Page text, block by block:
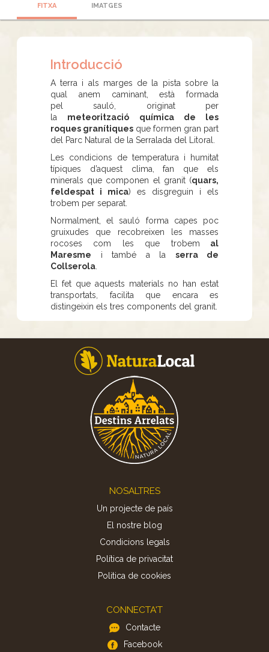
FITXA IMATGES
Introducció
A terra i als marges de la pista sobre la
qual anem caminant, està formada
pel sauló, originat per
la meteorització química de les
roques granítiques que formen gran part
del Parc Natural de la Serralada del Litoral.
Les condicions de temperatura i humitat
típiques d’aquest clima, fan que els
minerals que componen el granit (quars,
feldespat i mica) es disgreguin i els
trobem per separat.
Normalment, el sauló forma capes poc
gruixudes que recobreixen les masses
rocoses com les que trobem al
Maresme i també a la serra de
Collserola
El fet que aquests materials no han estat
transportats, facilita que encara es
distingeixin els tres components del granit.
NOSALTRES
Un projecte de país
El nostre blog
Condicions legals
Política de privacitat
Politica de cookies
CONNECTA'T
Contacte
Facebook